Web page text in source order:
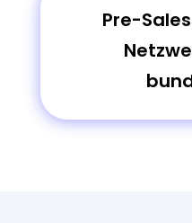
Pre-